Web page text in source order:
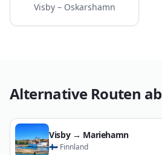
Visby – Oskarshamn
Alternative Routen ab
Visby→ Mariehamn
🇫🇮 Finnland